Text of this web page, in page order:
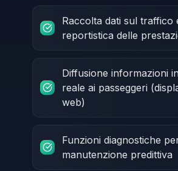
Raccolta dati sul traffico
reportistica delle
Diffusione informazioni
reale ai passeggeri
web)
Funzioni diagnostiche
manutenzione predittiva